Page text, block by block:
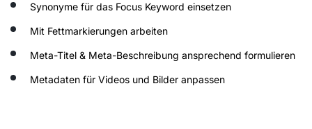
Synonyme für das Focus Keyword einsetzen
Mit Fettmarkierungen arbeiten
Meta-Titel & Meta-Beschreibung ansprechend formulieren
Metadaten für Videos und Bilder anpassen